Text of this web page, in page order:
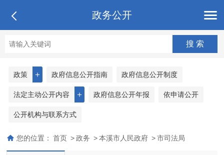
政务公开
＋
政策 政府信息公开指南 政府信息公开制度
＋
法定主动公开内容 政府信息公开年报 依申请公开
公开机构与联系方式
您的位置： 首页 > 政务 > 本溪市人民政府 > 市司法局